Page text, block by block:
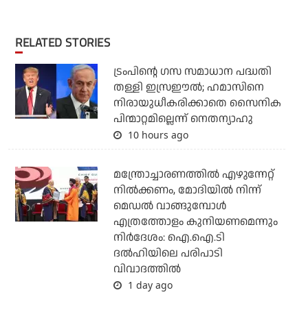
RELATED STORIES
ട്രംപിന്റെ ഗസ സമാധാന പദ്ധതി
തള്ളി ഇസ്രഈല്‍; ഹമാസിനെ
നിരായുധീകരിക്കാതെ സൈനിക
പിന്മാറ്റമില്ലെന്ന് നെതന്യാഹു
10 hours ago
മന്ത്രോച്ചാരണത്തില്‍ എഴുന്നേറ്റ്
നില്‍ക്കണം, മോദിയില്‍ നിന്ന്
മെഡല്‍ വാങ്ങുമ്പോള്‍
എത്രത്തോളം കുനിയണമെന്നും
നിര്‍ദേശം: ഐ.ഐ.ടി
ദല്‍ഹിയിലെ പരിപാടി
വിവാദത്തില്‍
1 day ago